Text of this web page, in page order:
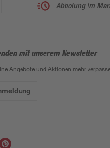
Abholung im
mit unserem Newsletter
Angebote und Aktionen mehr